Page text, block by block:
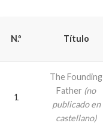
N.º Título
1
The Founding
Father (no
publicado en
castellano)